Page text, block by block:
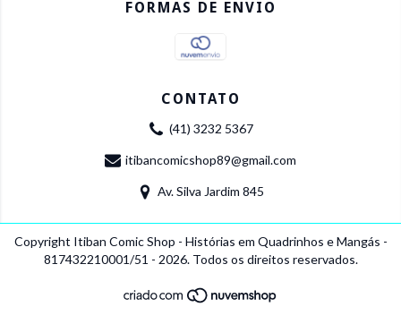
FORMAS DE ENVIO
CONTATO
(41) 3232 5367
itibancomicshop89@gmail.com
Av. Silva Jardim 845
Copyright Itiban Comic Shop - Histórias em Quadrinhos e Mangás -
817432210001/51 - 2026. Todos os direitos reservados.